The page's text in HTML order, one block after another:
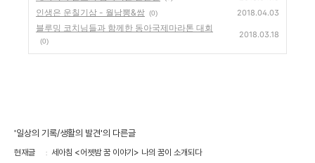
인생은 운칠기삼 - 월남뽕&쌈 (0) 2018.04.03
블루밍 코치님들과 함께한 동아국제마라톤 대회
(0)
2018.03.18
'일상의 기록/생활의 발견'의 다른글
현재글 세아침 <어젯밤 꿈 이야기> 나의 꿈이 소개되다